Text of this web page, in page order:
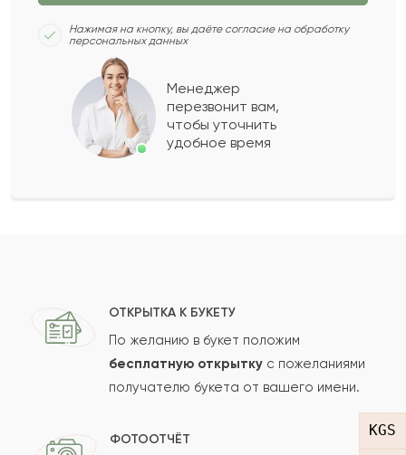
KGS
Ахмет
Показать еще
Ваш e-mail
Отзыв
Нажимая на кнопку, вы даёте согласие на обработку
персональных данных
Менеджер
перезвонит вам,
чтобы уточнить
удобное время
ОТКРЫТКА К БУКЕТУ
По желанию в букет положим
бесплатную открытку с пожеланиями
получателю букета от вашего имени.
ФОТООТЧЁТ